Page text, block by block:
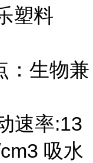
塑料
：生物兼
速率:13
吸水